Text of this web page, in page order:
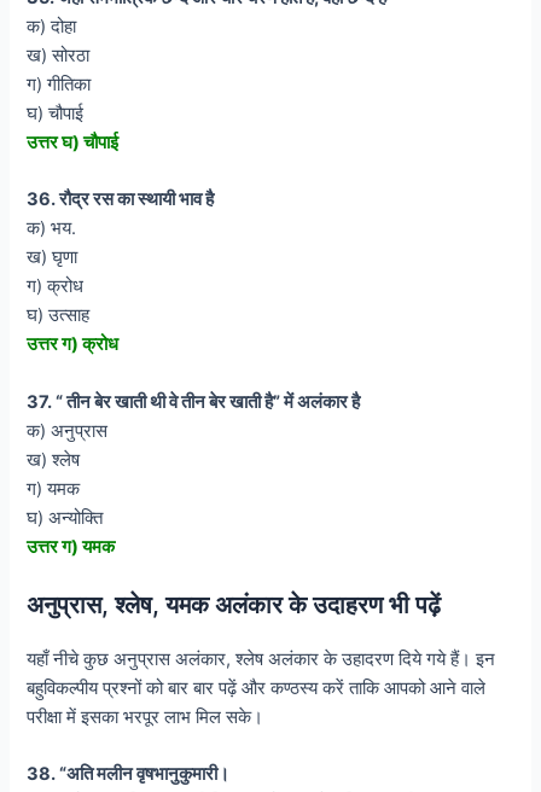
क) दोहा
ख) सोरठा
ग) गीतिका
घ) चौपाई
उत्तर घ) चौपाई
36. रौद्र रस का स्थायी भाव है
क) भय.
ख) घृणा
ग) क्रोध
घ) उत्साह
उत्तर ग) क्रोध
37. “ तीन बेर खाती थी वे तीन बेर खाती है” में अलंकार है
क) अनुप्रास
ख) श्लेष
ग) यमक
घ) अन्योक्ति
उत्तर ग) यमक
अनुप्रास, श्लेष, यमक अलंकार के उदाहरण भी पढ़ें
यहाँ नीचे कुछ अनुप्रास अलंकार, श्लेष अलंकार के उहादरण दिये गये हैं। इन
बहुविकल्पीय प्रश्नों को बार बार पढ़ें और कण्ठस्य करें ताकि आपको आने वाले
परीक्षा में इसका भरपूर लाभ मिल सके।
38. “अति मलीन वृषभानुकुमारी।